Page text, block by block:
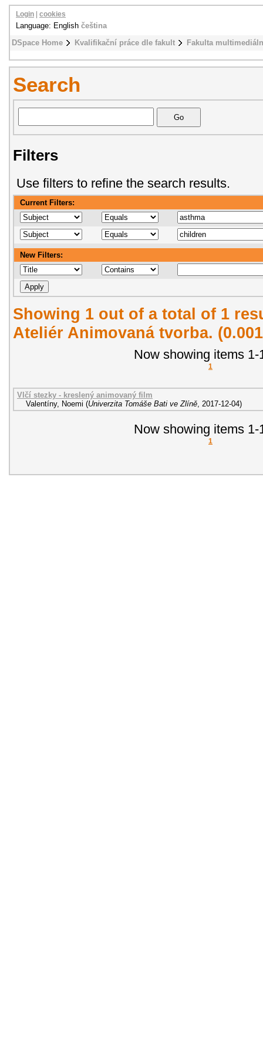
DSpace Home Kvalifikační práce dle fakult Fakulta
Login cookies
Language: English čeština
Search
Filters
Use filters to refine the search results.
Current Filters:
New Filters:
Showing 1 out of a total of 1
Ateliér Animovaná tvorba.
Now showing items 1-
1
Vlčí stezky - kreslený animovaný film
Valentíny, Noemi (Univerzita Tomáše Bati ve Zlíně, 2017-12-04)
Now showing items 1-
1